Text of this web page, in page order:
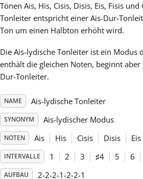
Dansk
English
Français
한국어
Tönen Ais, His, Cisis, Disis, Eis, Fisis
Tonleiter entspricht einer Ais-Dur-
Ton um einen Halbton erhöht wird.
Die Ais-lydische Tonleiter ist ein Modus
enthält die gleichen Noten, beginnt
Dur-Tonleiter.
NAME Ais-lydische Tonleiter
SYNONYM Ais-lydischer Modus
NOTEN Ais His Cisis Disis Eis
INTERVALLE 1 2 3 ♯4 5 6
AUFBAU 2-2-2-1-2-2-1